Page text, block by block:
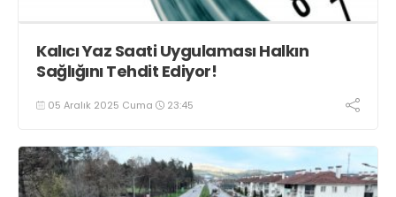
Kalıcı Yaz Saati Uygulaması Halkın
Sağlığını Tehdit Ediyor!
05 Aralık 2025 Cuma 23:45